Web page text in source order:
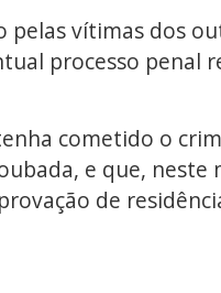
vítimas dos
processo penal
cometido o
e que,
de